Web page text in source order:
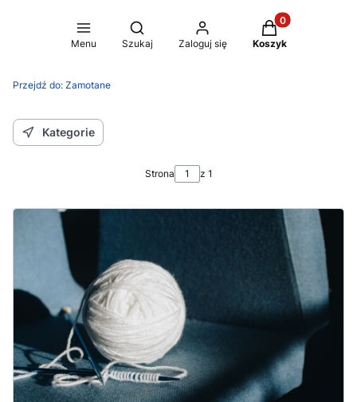
Menu
Otwórz wyszukiwarkę
Szukaj Zaloguj się
Produkty w
Koszyk
Przejdź do: Zamotane
Kategorie
Strona z 1